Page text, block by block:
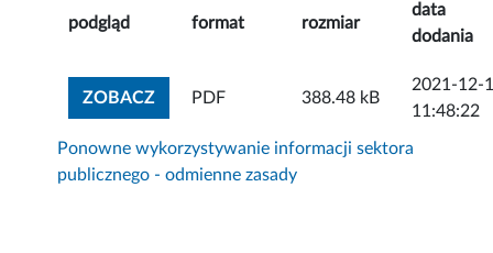
podgląd format rozmiar
data
dodania
ZOBACZZOBACZ ZAŁĄCZNIK
PDF 388.48 kB
2021-12-
11:48:22
Ponowne wykorzystywanie informacji sektora
publicznego - odmienne zasady